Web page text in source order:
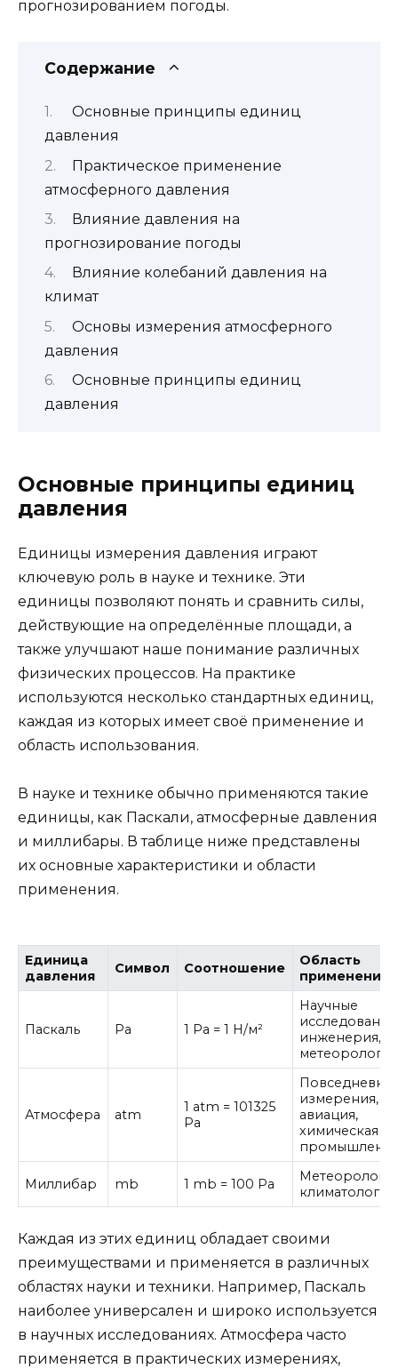
прогнозированием погоды.
Содержание
Основные принципы единиц
давления
Практическое применение
атмосферного давления
Влияние давления на
прогнозирование погоды
Влияние колебаний давления на
климат
Основы измерения атмосферного
давления
Основные принципы единиц
давления
Основные принципы единиц
давления
Единицы измерения давления играют
ключевую роль в науке и технике. Эти
единицы позволяют понять и сравнить силы,
действующие на определённые площади, а
также улучшают наше понимание различных
физических процессов. На практике
используются несколько стандартных единиц,
каждая из которых имеет своё применение и
область использования.
В науке и технике обычно применяются такие
единицы, как Паскали, атмосферные давления
и миллибары. В таблице ниже представлены
их основные характеристики и области
применения.
Единица
давления
Символ Соотношение
Область
применения
Паскаль Pa 1 Pa = 1 Н/м²
Научные
инженерия,
метеорология
Атмосфера atm
1 atm = 101325
Pa
измерения,
авиация,
химическая
Миллибар mb 1 mb = 100 Pa
климатология
Каждая из этих единиц обладает своими
преимуществами и применяется в различных
областях науки и техники. Например, Паскаль
наиболее универсален и широко используется
в научных исследованиях. Атмосфера часто
применяется в практических измерениях,